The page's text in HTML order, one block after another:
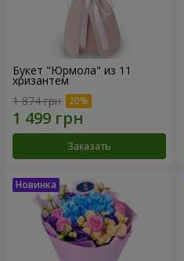
Букет "Юрмола" из 11
хризантем
1 874 грн
Заказать